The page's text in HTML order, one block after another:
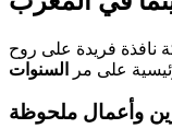
نافذة فريدة على روح
على مر السنوات
وأعمال ملحوظة